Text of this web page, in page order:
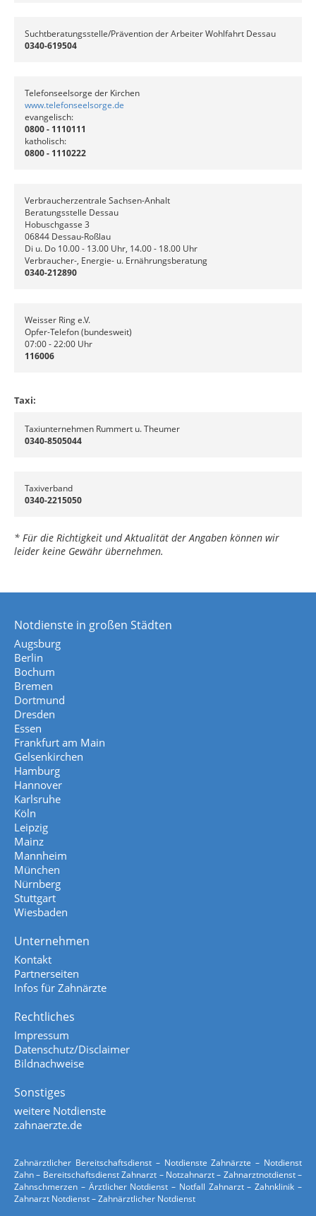
Suchtberatungsstelle/Prävention der Arbeiter Wohlfahrt Dessau
0340-619504
Telefonseelsorge der Kirchen
www.telefonseelsorge.de
evangelisch:
0800 - 1110111
katholisch:
0800 - 1110222
Verbraucherzentrale Sachsen-Anhalt
Beratungsstelle Dessau
Hobuschgasse 3
06844 Dessau-Roßlau
Di u. Do 10.00 - 13.00 Uhr, 14.00 - 18.00 Uhr
Verbraucher-, Energie- u. Ernährungsberatung
0340-212890
Weisser Ring e.V.
Opfer-Telefon (bundesweit)
07:00 - 22:00 Uhr
116006
Taxi:
Taxiunternehmen Rummert u. Theumer
0340-8505044
Taxiverband
0340-2215050
* Für die Richtigkeit und Aktualität der Angaben können wir
leider keine Gewähr übernehmen.
Notdienste in großen Städten
Augsburg
Berlin
Bochum
Bremen
Dortmund
Dresden
Essen
Frankfurt am Main
Gelsenkirchen
Hamburg
Hannover
Karlsruhe
Köln
Leipzig
Mainz
Mannheim
München
Nürnberg
Stuttgart
Wiesbaden
Unternehmen
Kontakt
Partnerseiten
Infos für Zahnärzte
Rechtliches
Impressum
Datenschutz/Disclaimer
Bildnachweise
Sonstiges
weitere Notdienste
zahnaerzte.de
Zahnärztlicher Bereitschaftsdienst – Notdienste Zahnärzte – Notdienst
Zahn – Bereitschaftsdienst Zahnarzt – Notzahnarzt – Zahnarztnotdienst –
Zahnschmerzen – Ärztlicher Notdienst – Notfall Zahnarzt – Zahnklinik –
Zahnarzt Notdienst – Zahnärztlicher Notdienst